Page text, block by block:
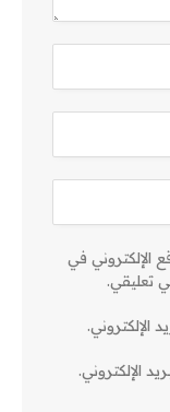
الإلكتروني في
تعليقي.
الإلكتروني.
الإلكتروني.